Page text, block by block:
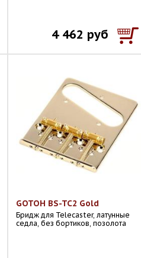
4 462 руб
GOTOH BS-TC2 Gold
Бридж для Telecaster, латунные
седла, без бортиков, позолота